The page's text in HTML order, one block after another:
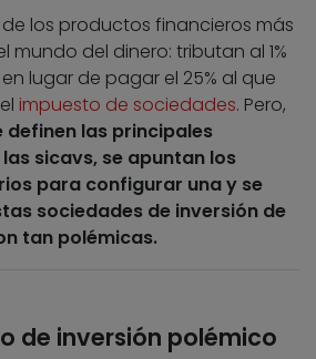
los productos financieros más
mundo del dinero: tributan al 1%
lugar de pagar el 25% al que
impuesto de sociedades. Pero,
definen las principales
sicavs, se apuntan los
para configurar una y se
sociedades de inversión de
tan polémicas.
de inversión polémico